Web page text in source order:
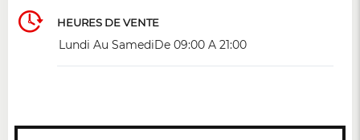
HEURES DE VENTE
Lundi Au SamediDe 09:00 A 21:00